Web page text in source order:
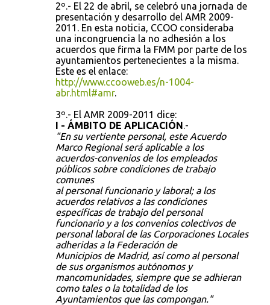
2º.- El 22 de abril, se celebró una jornada de
presentación y desarrollo del AMR 2009-
2011. En esta noticia, CCOO consideraba
una incongruencia la no adhesión a los
acuerdos que firma la FMM por parte de los
ayuntamientos pertenecientes a la misma.
Este es el enlace:
http://www.ccooweb.es/n-1004-
abr.html#amr.
3º.- El AMR 2009-2011 dice:
I - ÁMBITO DE APLICACIÓN.-
"En su vertiente personal, este Acuerdo
Marco Regional será aplicable a los
acuerdos-convenios de los empleados
públicos sobre condiciones de trabajo
comunes
al personal funcionario y laboral; a los
acuerdos relativos a las condiciones
específicas de trabajo del personal
funcionario y a los convenios colectivos de
personal laboral de las Corporaciones Locales
adheridas a la Federación de
Municipios de Madrid, así como al personal
de sus organismos autónomos y
mancomunidades, siempre que se adhieran
como tales o la totalidad de los
Ayuntamientos que las compongan."